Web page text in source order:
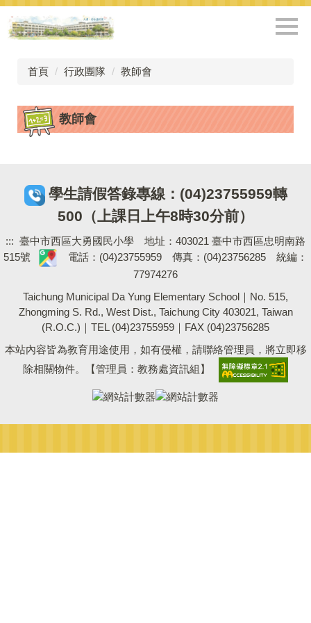
跳
到
主
首頁 行政團隊 教師會
教師會
學生請假答錄專線：(04)23755959轉
500（上課日上午8時30分前）
::: 臺中市西區大勇國民小學 地址：403021 臺中市西區忠明南路
515號
電話：(04)23755959 傳真：(04)23756285 統編：
77974276
Taichung Municipal Da Yung Elementary School｜No. 515,
Zhongming S. Rd., West Dist., Taichung City 403021, Taiwan
(R.O.C.)｜TEL (04)23755959｜FAX (04)23756285
本站內容皆為教育用途使用，如有侵權，請聯絡管理員，將立即移
除相關物件。【管理員：教務處資訊組】